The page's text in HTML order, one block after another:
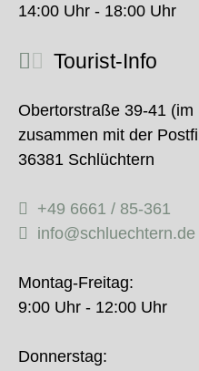
14:00 Uhr - 18:00 Uhr
Tourist-Info
Obertorstraße 39-41
zusammen mit der
36381 Schlüchtern
+49 6661 / 85-361
info@schluechtern.de
Montag-Freitag:
9:00 Uhr - 12:00 Uhr
Donnerstag: